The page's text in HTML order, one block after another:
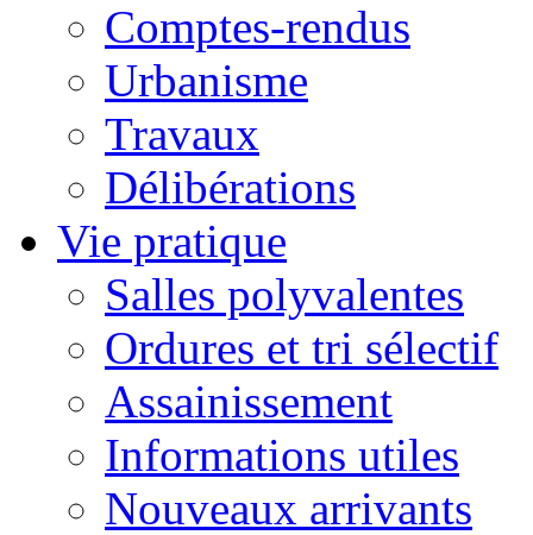
Comptes-rendus
Urbanisme
Travaux
Délibérations
Vie pratique
Salles polyvalentes
Ordures et tri sélectif
Assainissement
Informations utiles
Nouveaux arrivants